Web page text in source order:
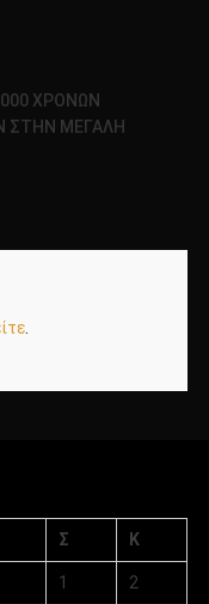
ΧΡΟΝΩΝ
ΣΤΗΝ ΜΕΓΑΛΗ
.
Σ Κ
1 2